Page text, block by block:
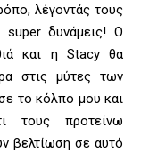
λέγοντάς τους
δυνάμεις! Ο
και η Stacy θα
στις μύτες των
το κόλπο μου και
τους προτείνω
βελτίωση σε αυτό